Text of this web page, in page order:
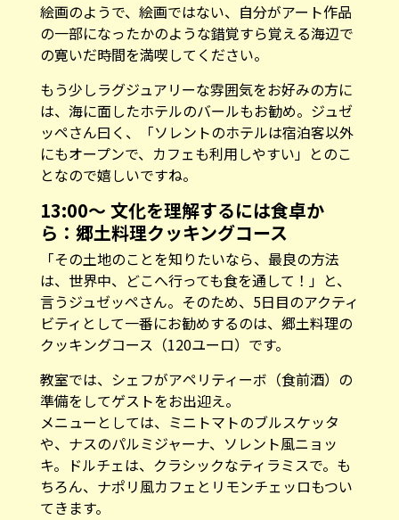
絵画のようで、絵画ではない、自分がアート作品
の一部になったかのような錯覚すら覚える海辺で
の寛いだ時間を満喫してください。
もう少しラグジュアリーな雰囲気をお好みの方に
は、海に面したホテルのバールもお勧め。ジュゼ
ッペさん曰く、「ソレントのホテルは宿泊客以外
にもオープンで、カフェも利用しやすい」とのこ
となので嬉しいですね。
13:00〜 文化を理解するには食卓か
ら：郷土料理クッキングコース
「その土地のことを知りたいなら、最良の方法
は、世界中、どこへ行っても食を通して！」と、
言うジュゼッペさん。そのため、5日目のアクティ
ビティとして一番にお勧めするのは、郷土料理の
クッキングコース（120ユーロ）です。
教室では、シェフがアペリティーボ（食前酒）の
準備をしてゲストをお出迎え。
メニューとしては、ミニトマトのブルスケッタ
や、ナスのパルミジャーナ、ソレント風ニョッ
キ。ドルチェは、クラシックなティラミスで。も
ちろん、ナポリ風カフェとリモンチェッロもつい
てきます。